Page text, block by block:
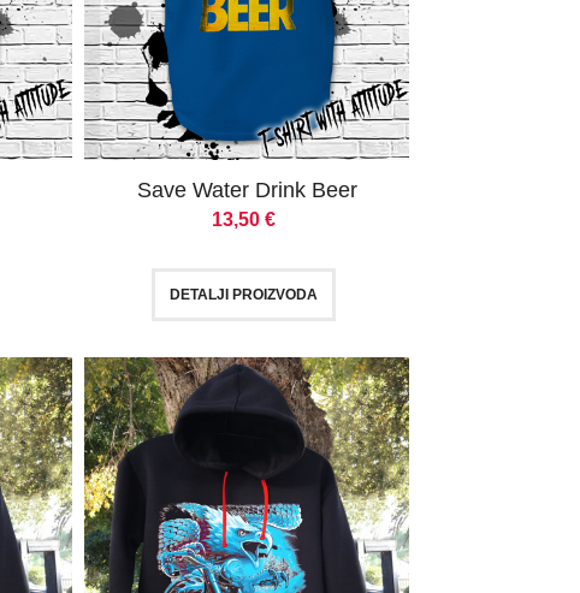
Save Water Drink Beer
13,50 €
DETALJI PROIZVODA